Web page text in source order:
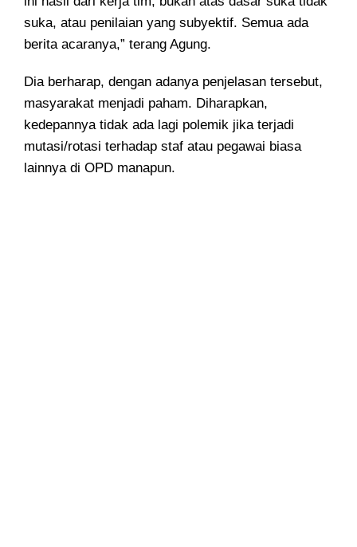
suka, atau penilaian yang subyektif. Semua ada
berita acaranya,” terang Agung.
Dia berharap, dengan adanya penjelasan tersebut,
masyarakat menjadi paham. Diharapkan,
kedepannya tidak ada lagi polemik jika terjadi
mutasi/rotasi terhadap staf atau pegawai biasa
lainnya di OPD manapun.